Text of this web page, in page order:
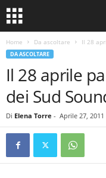
Home Da ascoltare Il 28
DA ASCOLTARE
Il 28 aprile
dei Sud
Di Elena Torre - Aprile 27, 2011